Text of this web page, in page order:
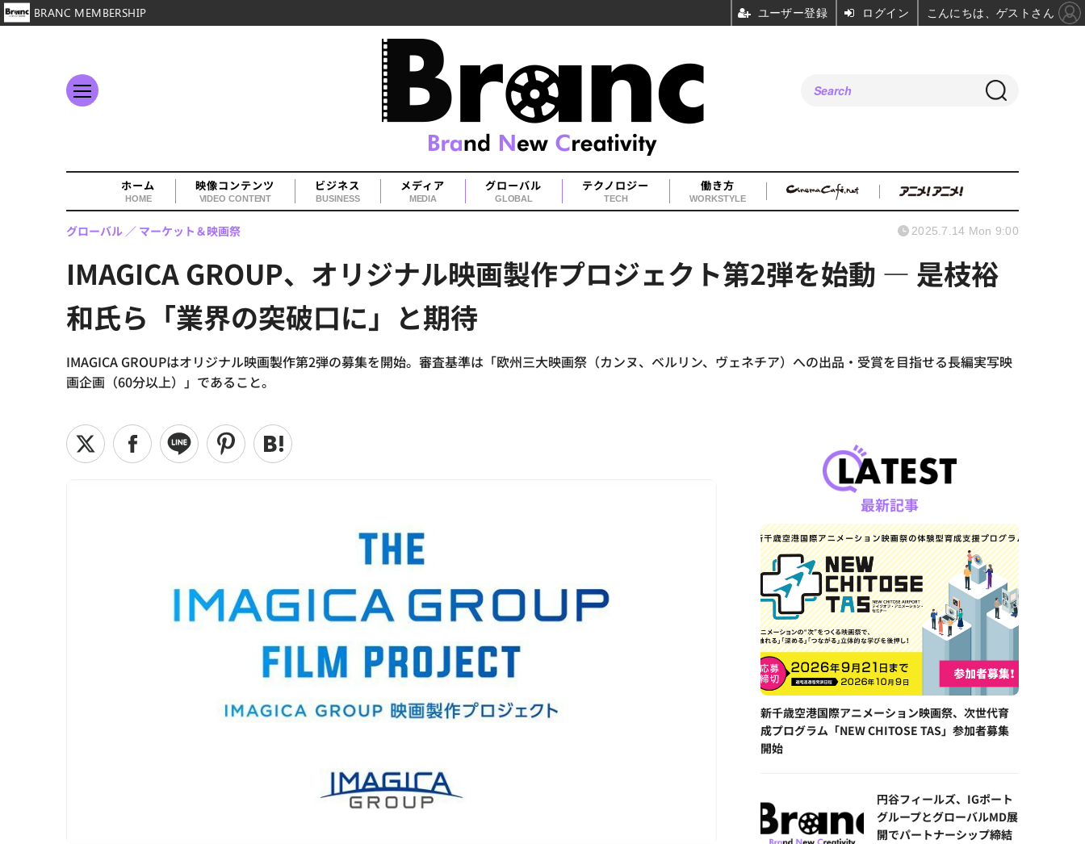
ホーム
HOME
映像コンテンツ
VIDEO CONTENT
ビジネス
BUSINESS
メディア
MEDIA
グローバル
GLOBAL
テクノロジー
TECH
働き方
WORKSTYLE
IMAGICA GROUP、オリジナル映画製作プロジェクト第2弾を始動 ― 是枝裕
和氏ら「業界の突破口に」と期待
IMAGICA GROUPはオリジナル映画製作第2弾の募集を開始。審査基準は「欧州三大映画祭（カンヌ、ベルリン、ヴェネチア）への出品・受賞を目指せる長編実写映
画企画（60分以上）」であること。
グローバル マーケット＆映画祭 2025.7.14 Mon 9:00
最新記事
新千歳空港国際アニメーション映画祭、次世代育
成プログラム「NEW CHITOSE TAS」参加者募集
開始
円谷フィールズ、IGポート
グループとグローバルMD展
開でパートナーシップ締結
BRANC MEMBERSHIP ユーザー登録 ログイン こんにちは、ゲストさん